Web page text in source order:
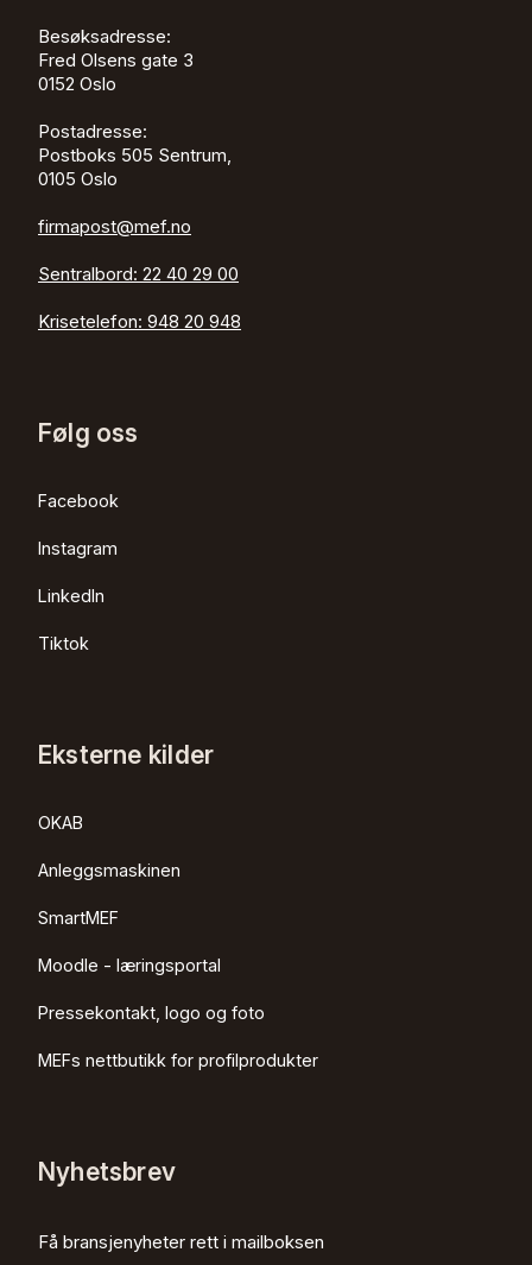
Besøksadresse:
Fred Olsens gate 3
0152 Oslo
Postadresse:
Postboks 505 Sentrum,
0105 Oslo
firmapost@mef.no
Sentralbord: 22 40 29 00
Krisetelefon: 948 20 948
Følg oss
Facebook
Instagram
LinkedIn
Tiktok
Eksterne kilder
OKAB
Anleggsmaskinen
SmartMEF
Moodle - læringsportal
Pressekontakt, logo og foto
MEFs nettbutikk for profilprodukter
Nyhetsbrev
Få bransjenyheter rett i mailboksen